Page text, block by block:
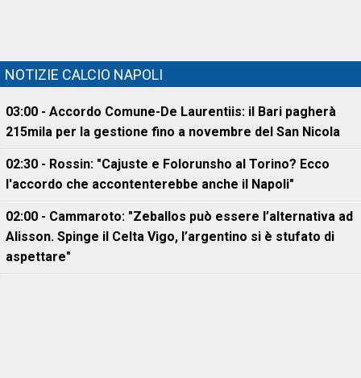
NOTIZIE CALCIO NAPOLI
03:00 - Accordo Comune-De Laurentiis: il Bari pagherà
215mila per la gestione fino a novembre del San Nicola
02:30 - Rossin: "Cajuste e Folorunsho al Torino? Ecco
l'accordo che accontenterebbe anche il Napoli"
02:00 - Cammaroto: "Zeballos può essere l’alternativa ad
Alisson. Spinge il Celta Vigo, l’argentino si è stufato di
aspettare"